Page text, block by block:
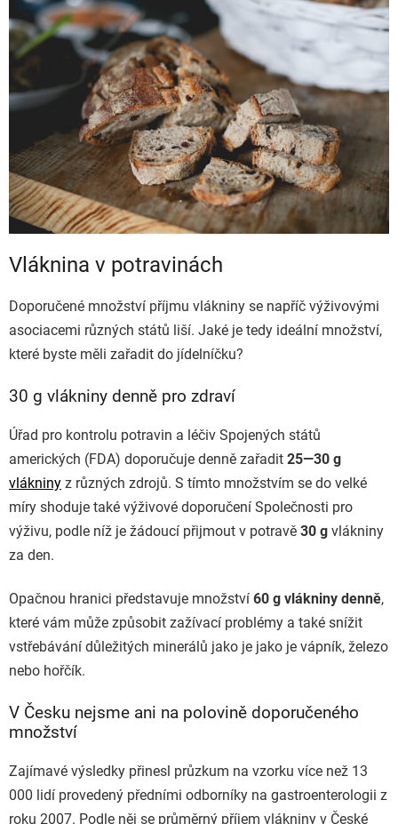
Vláknina v potravinách
Doporučené množství příjmu vlákniny se napříč výživovými
asociacemi různých států liší. Jaké je tedy ideální množství,
které byste měli zařadit do jídelníčku?
30 g vlákniny denně pro zdraví
Úřad pro kontrolu potravin a léčiv Spojených států
amerických (FDA) doporučuje denně zařadit 25—30 g
vlákniny z různých zdrojů. S tímto množstvím se do velké
míry shoduje také výživové doporučení Společnosti pro
výživu, podle níž je žádoucí přijmout v potravě 30 g vlákniny
za den.
Opačnou hranici představuje množství 60 g vlákniny denně,
které vám může způsobit zažívací problémy a také snížit
vstřebávání důležitých minerálů jako je jako je vápník, železo
nebo hořčík.
V Česku nejsme ani na polovině doporučeného
množství
Zajímavé výsledky přinesl průzkum na vzorku více než 13
000 lidí provedený předními odborníky na gastroenterologii z
roku 2007. Podle něj se průměrný příjem vlákniny v České